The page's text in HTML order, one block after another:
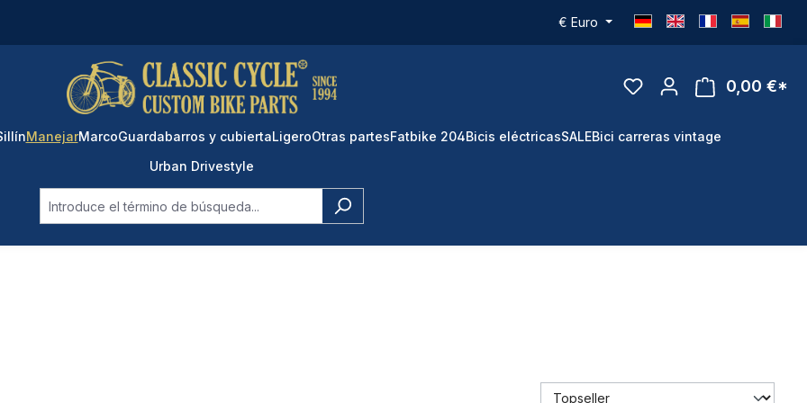
€ Euro
0,00 €*
ManejarMarcoGuardabarros y cubiertaLigeroOtras partesFatbike 204Bicis eléctricasSALEBici carreras vintage
Urban Drivestyle